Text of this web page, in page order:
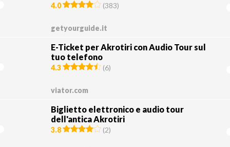
4.0 (383)
getyourguide.it
E-Ticket per Akrotiri con Audio Tour sul
tuo telefono
4.3 (6)
viator.com
Biglietto elettronico e audio tour
dell'antica Akrotiri
3.8 (2)